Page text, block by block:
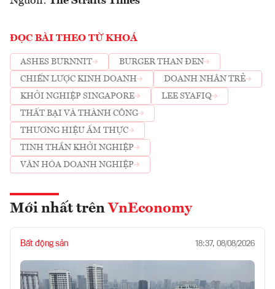
ĐỌC BÀI THEO TỪ KHOÁ
ASHES BURNNIT
BURGER THAN ĐEN
CHIẾN LƯỢC KINH DOANH
DOANH NHÂN TRẺ
KHỞI NGHIỆP SINGAPORE
LEE SYAFIQ
THẤT BẠI VÀ THÀNH CÔNG
THƯƠNG HIỆU ẨM THỰC
TINH THẦN KHỞI NGHIỆP
VĂN HÓA DOANH NGHIỆP
Mới nhất trên VnEconomy
Bất động sản 18:37, 08/08/2026